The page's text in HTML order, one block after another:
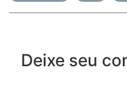
Deixe seu